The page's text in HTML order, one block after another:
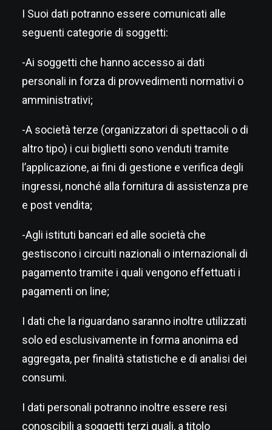
I Suoi dati potranno essere comunicati alle
seguenti categorie di soggetti:
-Ai soggetti che hanno accesso ai dati
personali in forza di provvedimenti normativi o
amministrativi;
-A società terze (organizzatori di spettacoli o di
altro tipo) i cui biglietti sono venduti tramite
l’applicazione, ai fini di gestione e verifica degli
ingressi, nonché alla fornitura di assistenza pre
e post vendita;
-Agli istituti bancari ed alle società che
gestiscono i circuiti nazionali o internazionali di
pagamento tramite i quali vengono effettuati i
pagamenti on line;
I dati che la riguardano saranno inoltre utilizzati
solo ed esclusivamente in forma anonima ed
aggregata, per finalità statistiche e di analisi dei
consumi.
I dati personali potranno inoltre essere resi
conoscibili a soggetti terzi quali, a titolo